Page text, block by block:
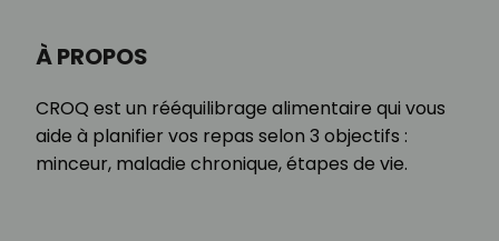
À PROPOS
CROQ est un rééquilibrage alimentaire qui vous
aide à planifier vos repas selon 3 objectifs :
minceur, maladie chronique, étapes de vie.